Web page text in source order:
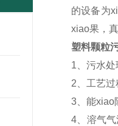
的设备为
xiao果，
塑料颗粒
1、污水
2、工艺
3、能xiao
4、溶气